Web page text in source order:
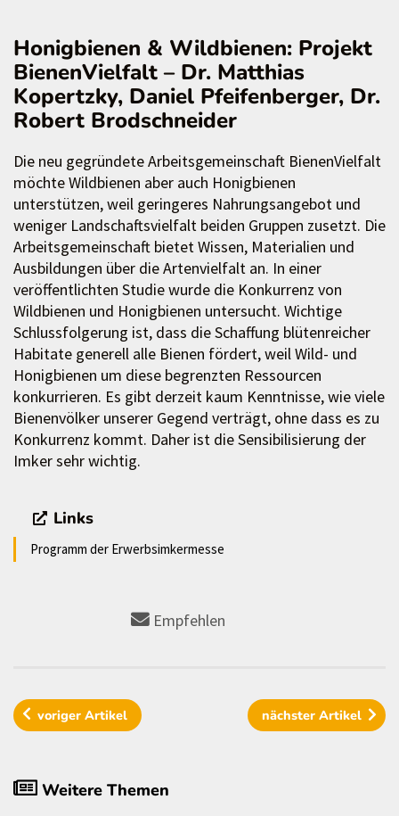
Honigbienen & Wildbienen: Projekt
BienenVielfalt – Dr. Matthias
Kopertzky, Daniel Pfeifenberger, Dr.
Robert Brodschneider
Die neu gegründete Arbeitsgemeinschaft BienenVielfalt
möchte Wildbienen aber auch Honigbienen
unterstützen, weil geringeres Nahrungsangebot und
weniger Landschaftsvielfalt beiden Gruppen zusetzt. Die
Arbeitsgemeinschaft bietet Wissen, Materialien und
Ausbildungen über die Artenvielfalt an. In einer
veröffentlichten Studie wurde die Konkurrenz von
Wildbienen und Honigbienen untersucht. Wichtige
Schlussfolgerung ist, dass die Schaffung blütenreicher
Habitate generell alle Bienen fördert, weil Wild- und
Honigbienen um diese begrenzten Ressourcen
konkurrieren. Es gibt derzeit kaum Kenntnisse, wie viele
Bienenvölker unserer Gegend verträgt, ohne dass es zu
Konkurrenz kommt. Daher ist die Sensibilisierung der
Imker sehr wichtig.
Links
Programm der Erwerbsimkermesse
Empfehlen
vorigerArtikel nächster Artikel
Weitere Themen